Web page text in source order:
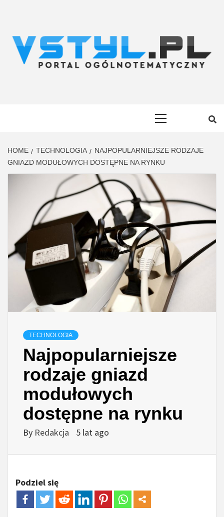
HOME TECHNOLOGIA
NAJPOPULARNIEJSZE RODZAJE
GNIAZD MODUŁOWYCH DOSTĘPNE NA RYNKU
TECHNOLOGIA
Najpopularniejsze
rodzaje gniazd
modułowych
dostępne na rynku
By Redakcja 5 lat ago
Podziel się